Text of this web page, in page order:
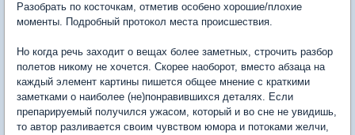
Разобрать по косточкам, отметив особено хорошие/плохие
моменты. Подробный протокол места происшествия.
Но когда речь заходит о вещах более заметных, строчить разбор
полетов никому не хочется. Скорее наоборот, вместо абзаца на
каждый элемент картины пишется общее мнение с краткими
заметками о наиболее (не)понравившихся деталях. Если
препарируемый получился ужасом, который и во сне не увидишь,
то автор разливается своим чувством юмора и потоками желчи,